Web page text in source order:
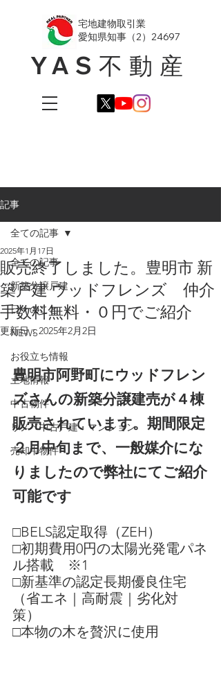
YAS不動産
​宅地建物取引業
愛知県知事（2）24697
記事
全ての記事
新築分譲戸建
日々のこと
NEWS
お役立ち情報
土地情報
中古物件
リノベ中古戸建・マンション
売却中物件
全ての記事
販売終了しました。豊明市 新
築戸建 ウッドフレンズ 仲介
手数料無料・０円でご紹介
2025年1月17日
更新日：2025年2月2日
豊明市阿野町にウッドフレン
ズさんの新築分譲建売が４棟
販売されています。期間限定
２月中旬まで、一般媒介にな
りましたので弊社にてご紹介
可能です
□BELS認定取得（ZEH）
□初期費用0円の太陽光発電パネ
ル搭載　※1
□新基準の認定長期優良住宅
（省エネ｜高耐震｜劣化対
策）
□本物の木を贅沢に使用